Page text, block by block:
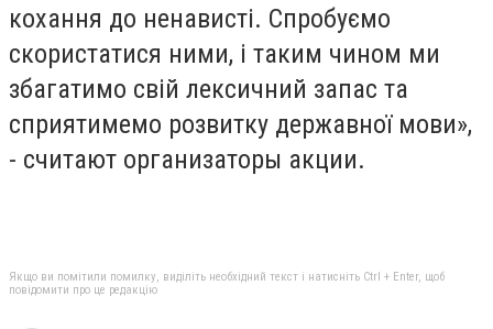
кохання до ненависті. Спробуємо
скористатися ними, і таким чином ми
збагатимо свій лексичний запас та
сприятимемо розвитку державної мови»,
- считают организаторы акции.
Якщо ви помітили помилку, виділіть необхідний текст і натисніть Ctrl + Enter, щоб
повідомити про це редакцію